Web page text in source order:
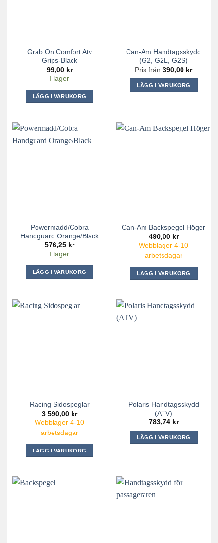
Grab On Comfort Atv
Grips-Black
99,00 kr
I lager
LÄGG I VARUKORG
Can-Am Handtagsskydd
(G2, G2L, G2S)
Pris från 390,00 kr
LÄGG I VARUKORG
har
Powermadd/Cobra
Handguard Orange/Black
576,25 kr
I lager
LÄGG I VARUKORG
Can-Am Backspegel Höger
490,00 kr
Webblager 4-10
arbetsdagar
LÄGG I VARUKORG
Racing Sidospeglar
3 590,00 kr
Webblager 4-10
arbetsdagar
LÄGG I VARUKORG
Polaris Handtagsskydd
(ATV)
783,74 kr
LÄGG I VARUKORG
har